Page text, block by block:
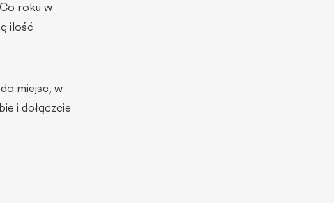
roku w
ilość
miejsc, w
i dołączcie